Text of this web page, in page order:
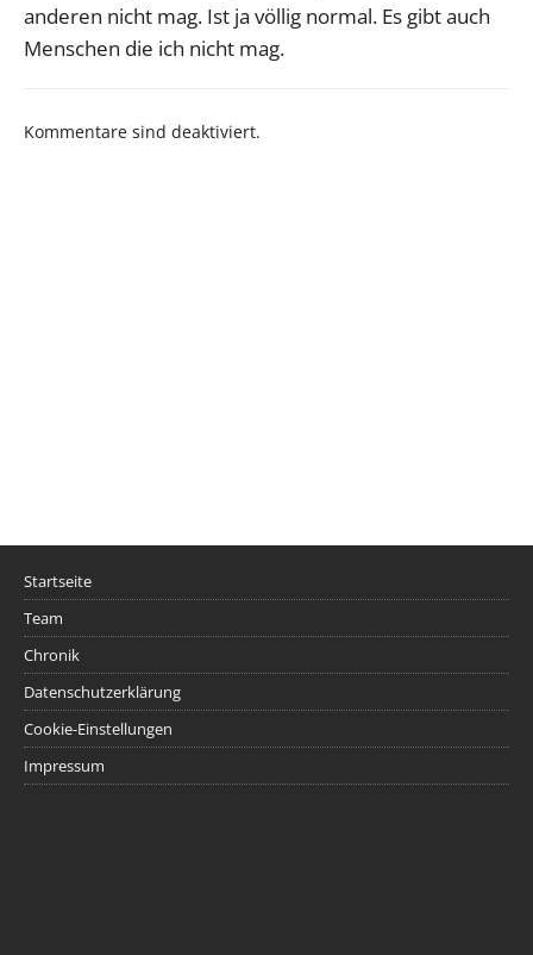
anderen nicht mag. Ist ja völlig normal. Es gibt auch
Menschen die ich nicht mag.
Kommentare sind deaktiviert.
Startseite
Team
Chronik
Datenschutzerklärung
Cookie-Einstellungen
Impressum